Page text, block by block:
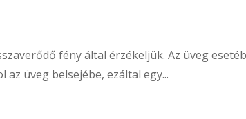
fény által érzékeljük. Az üveg
üveg belsejébe, ezáltal egy...